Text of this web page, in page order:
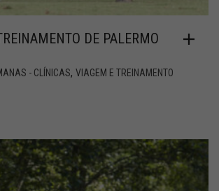
DE PALERMO
- CLÍNICAS, VIAGEM E TREINAMENTO